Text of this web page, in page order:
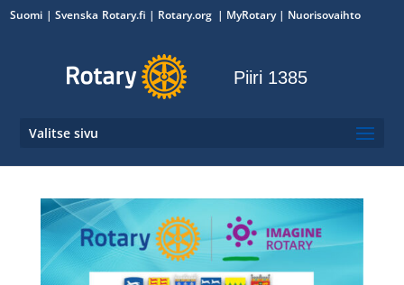
Suomi Svenska Rotary.fi | Rotary.org | MyRotary| Nuorisovaihto
Piiri 1385
Valitse sivu